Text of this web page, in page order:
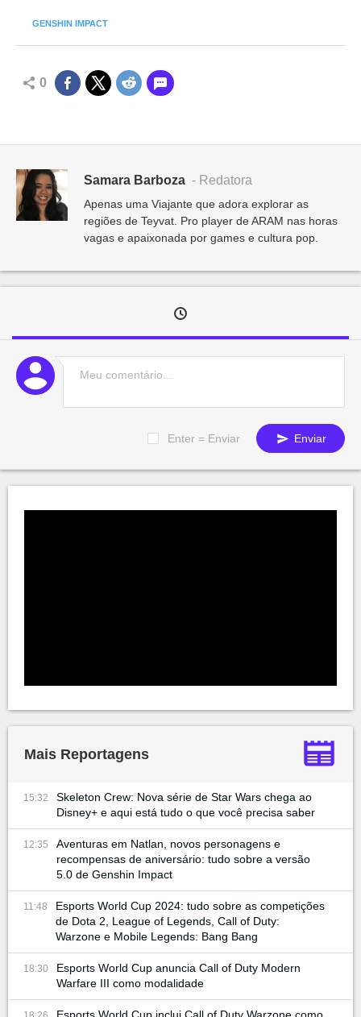
GENSHIN IMPACT
0
Samara Barboza - Redatora
Apenas uma Viajante que adora explorar as
regiões de Teyvat. Pro player de ARAM nas horas
vagas e apaixonada por games e cultura pop.
Enter = Enviar Enviar
Mais Reportagens
15:32
Skeleton Crew: Nova série de Star Wars chega ao
Disney+ e aqui está tudo o que você precisa saber
12:35
Aventuras em Natlan, novos personagens e
recompensas de aniversário: tudo sobre a versão
5.0 de Genshin Impact
11:48
Esports World Cup 2024: tudo sobre as competições
de Dota 2, League of Legends, Call of Duty:
Warzone e Mobile Legends: Bang Bang
18:30
Esports World Cup anuncia Call of Duty Modern
Warfare III como modalidade